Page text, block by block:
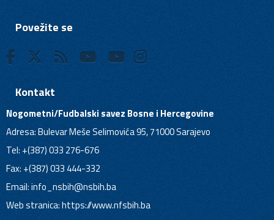
Povežite se
Kontakt
Nogometni/Fudbalski savez Bosne i Hercegovine
Adresa: Bulevar Meše Selimovića 95, 71000 Sarajevo
Tel: +(387) 033 276-676
Fax: +(387) 033 444-332
Email:info_nsbih@nsbih.ba
Web stranica: https://www.nfsbih.ba